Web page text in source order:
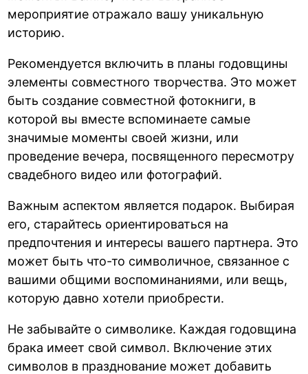
мероприятие отражало вашу уникальную
историю.
Рекомендуется включить в планы годовщины
элементы совместного творчества. Это может
быть создание совместной фотокниги, в
которой вы вместе вспоминаете самые
значимые моменты своей жизни, или
проведение вечера, посвященного пересмотру
свадебного видео или фотографий.
Важным аспектом является подарок. Выбирая
его, старайтесь ориентироваться на
предпочтения и интересы вашего партнера. Это
может быть что-то символичное, связанное с
вашими общими воспоминаниями, или вещь,
которую давно хотели приобрести.
Не забывайте о символике. Каждая годовщина
брака имеет свой символ. Включение этих
символов в празднование может добавить